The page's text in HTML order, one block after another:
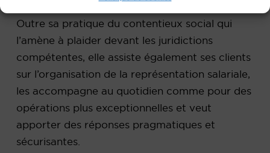
Outre sa pratique du contentieux social qui
l’amène à plaider devant les juridictions
compétentes, elle assiste également ses clients
sur l’organisation de la représentation salariale,
les accompagne au quotidien comme pour des
opérations plus exceptionnelles et veut
apporter des réponses pragmatiques et
sécurisantes.